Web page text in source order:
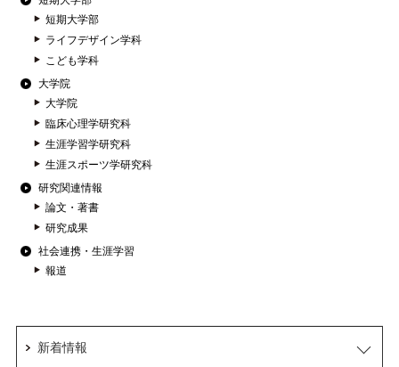
短期大学部
ライフデザイン学科
こども学科
大学院
大学院
臨床心理学研究科
生涯学習学研究科
生涯スポーツ学研究科
研究関連情報
論文・著書
研究成果
社会連携・生涯学習
報道
新着情報